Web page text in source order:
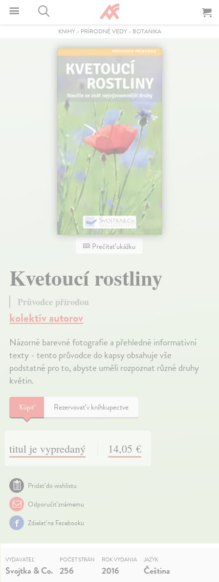
KNIHY- PRÍRODNÉ VEDY- BOTANIKA
Prečítať ukážku
Kvetoucí rostliny
Průvodce přírodou
kolektív autorov
Názorné barevné fotografie a přehledné informativní
texty - tento průvodce do kapsy obsahuje vše
podstatné pro to, abyste uměli rozpoznat různé druhy
květin.
Kúpiť Rezervovať v kníhkupectve
titul je vypredaný 14,05 €
Pridať do wishlistu
Odporučiť známemu
Zdielať na Facebooku
VYDAVATEĽ
Svojtka & Co.
POČET STRÁN
256
ROK VYDANIA
2016
JAZYK
Čeština